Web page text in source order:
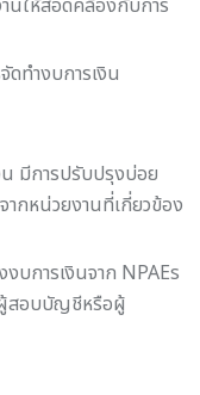
นให้สอดคล้องกับการ
ทำงบการเงิน
น มีการปรับปรุงบ่อย
ากหน่วยงานที่เกี่ยวข้อง
บการเงินจาก NPAEs
ผู้สอบบัญชีหรือผู้